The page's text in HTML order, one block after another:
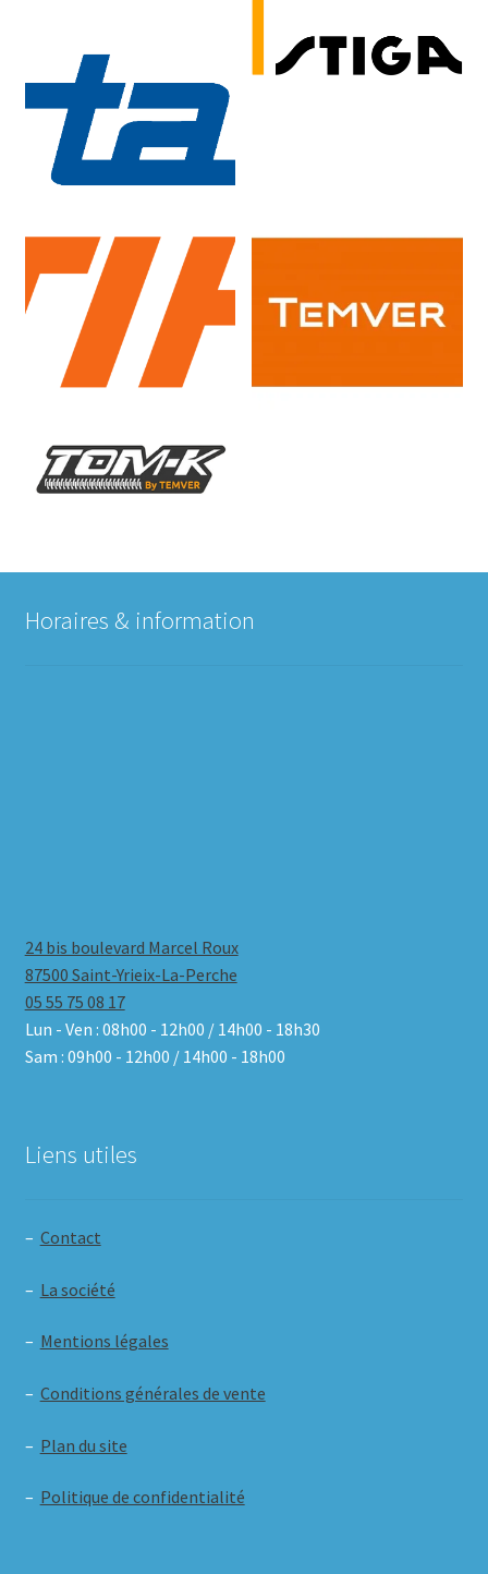
Horaires & information
24 bis boulevard Marcel Roux
87500 Saint-Yrieix-La-Perche
05 55 75 08 17
Lun - Ven : 08h00 - 12h00 / 14h00 - 18h30
Sam : 09h00 - 12h00 / 14h00 - 18h00
Liens utiles
– Contact
– La société
– Mentions légales
– Conditions générales de vente
– Plan du site
– Politique de confidentialité